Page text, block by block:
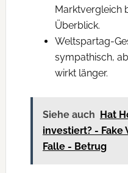
Marktvergleich
Überblick.
Weltspartag-
sympathisch,
wirkt länger.
Siehe auch Hat
investiert? - Fake
Falle - Betrug